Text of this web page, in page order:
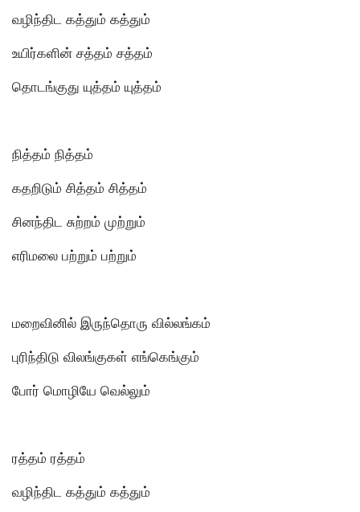
வழிந்திட கத்தும் கத்தும்
உயிர்களின் சத்தம் சத்தம்
தொடங்குது யுத்தம் யுத்தம்
நித்தம் நித்தம்
கதறிடும் சித்தம் சித்தம்
சினந்திட சுற்றம் முற்றும்
எரிமலை பற்றும் பற்றும்
மறைவினில் இருந்தொரு வில்லங்கம்
புரிந்திடு விலங்குகள் எங்கெங்கும்
போர் மொழியே வெல்லும்
ரத்தம் ரத்தம்
வழிந்திட கத்தும் கத்தும்